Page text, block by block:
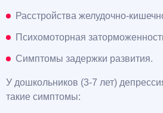
Расстройства желудочно-
Психомоторная
Симптомы задержки развития.
У дошкольников (3-7 лет)
такие симптомы: